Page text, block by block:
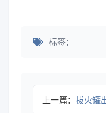
标签：
上一篇： 拔火罐